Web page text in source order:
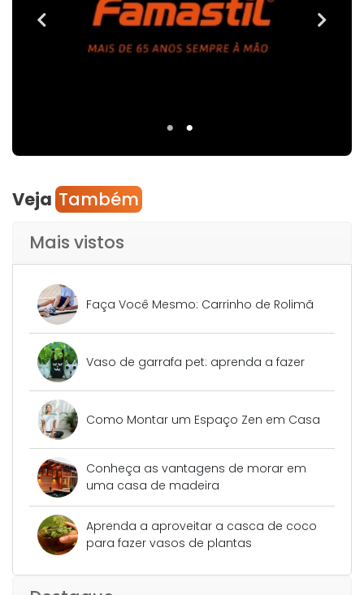
Veja Também
Mais vistos
Faça Você Mesmo: Carrinho de Rolimã
Vaso de garrafa pet: aprenda a fazer
Como Montar um Espaço Zen em Casa
Conheça as vantagens de morar em
uma casa de madeira
Aprenda a aproveitar a casca de coco
para fazer vasos de plantas